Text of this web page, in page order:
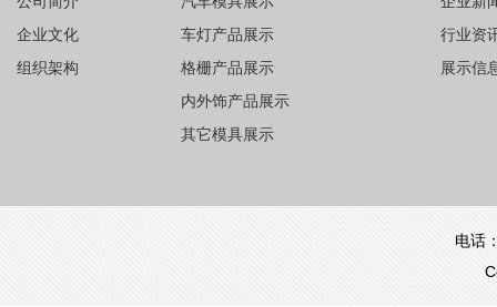
企业文化
组织架构
车灯产品展示
格栅产品展示
内外饰产品展示
其它模具展示
行业资
展示信
电话